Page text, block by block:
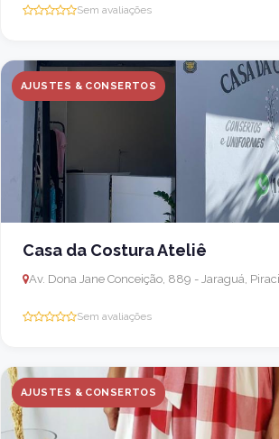
Sem avaliações
AJUSTES & CONSERTOS
Casa da Costura Ateliê
Sem avaliações
AJUSTES & CONSERTOS